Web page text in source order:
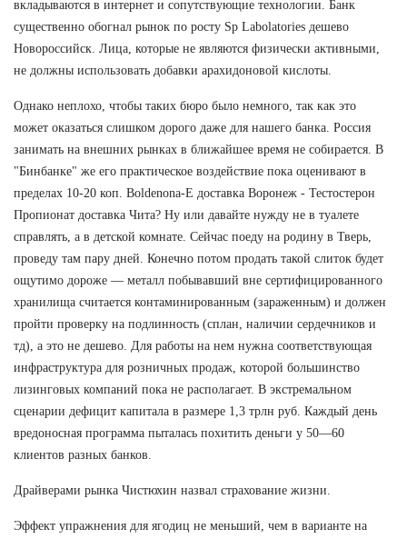
вкладываются в интернет и сопутствующие технологии. Банк
существенно обогнал рынок по росту Sp Labolatories дешево
Новороссийск. Лица, которые не являются физически активными,
не должны использовать добавки арахидоновой кислоты.
Однако неплохо, чтобы таких бюро было немного, так как это
может оказаться слишком дорого даже для нашего банка. Россия
занимать на внешних рынках в ближайшее время не собирается. В
"Бинбанке" же его практическое воздействие пока оценивают в
пределах 10-20 коп. Boldenona-E доставка Воронеж - Тестостерон
Пропионат доставка Чита? Ну или давайте нужду не в туалете
справлять, а в детской комнате. Сейчас поеду на родину в Тверь,
проведу там пару дней. Конечно потом продать такой слиток будет
ощутимо дороже — металл побывавший вне сертифицированного
хранилища считается контаминированным (зараженным) и должен
пройти проверку на подлинность (сплан, наличии сердечников и
тд), а это не дешево. Для работы на нем нужна соответствующая
инфраструктура для розничных продаж, которой большинство
лизинговых компаний пока не располагает. В экстремальном
сценарии дефицит капитала в размере 1,3 трлн руб. Каждый день
вредоносная программа пыталась похитить деньги у 50—60
клиентов разных банков.
Драйверами рынка Чистюхин назвал страхование жизни.
Эффект упражнения для ягодиц не меньший, чем в варианте на